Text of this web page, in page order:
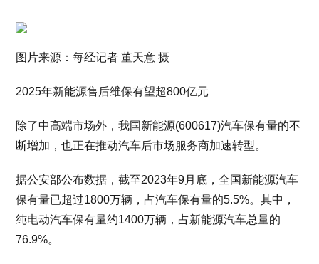
图片来源：每经记者 董天意 摄
2025年新能源售后维保有望超800亿元
除了中高端市场外，我国新能源(600617)汽车保有量的不
断增加，也正在推动汽车后市场服务商加速转型。
据公安部公布数据，截至2023年9月底，全国新能源汽车
保有量已超过1800万辆，占汽车保有量的5.5%。其中，
纯电动汽车保有量约1400万辆，占新能源汽车总量的
76.9%。